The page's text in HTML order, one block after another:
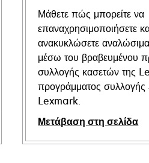
Μάθετε πώς μπορείτε να
επαναχρησιμοποιήσετε
ανακυκλώσετε
μέσω του βραβευμένου
συλλογής κασετών της
προγράμματος συλλογής
Lexmark.
Μετάβαση στη σελίδα